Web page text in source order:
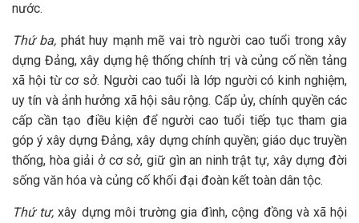
nước.
Thứ ba, phát huy mạnh mẽ vai trò người cao tuổi trong xây
dựng Đảng, xây dựng hệ thống chính trị và củng cố nền tảng
xã hội từ cơ sở. Người cao tuổi là lớp người có kinh nghiệm,
uy tín và ảnh hưởng xã hội sâu rộng. Cấp ủy, chính quyền các
cấp cần tạo điều kiện để người cao tuổi tiếp tục tham gia
góp ý xây dựng Đảng, xây dựng chính quyền; giáo dục truyền
thống, hòa giải ở cơ sở, giữ gìn an ninh trật tự, xây dựng đời
sống văn hóa và củng cố khối đại đoàn kết toàn dân tộc.
Thứ tư, xây dựng môi trường gia đình, cộng đồng và xã hội